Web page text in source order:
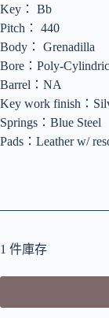
Key： Bb
Pitch： 440
Body： Grenadilla
Bore：Poly-
Barrel：NA
Key work finish：
Springs：Blue Steel
Pads：Leather w/
1 件庫存